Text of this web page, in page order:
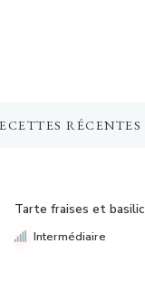
RÉCENTES
Tarte fraises et basilic
Intermédiaire